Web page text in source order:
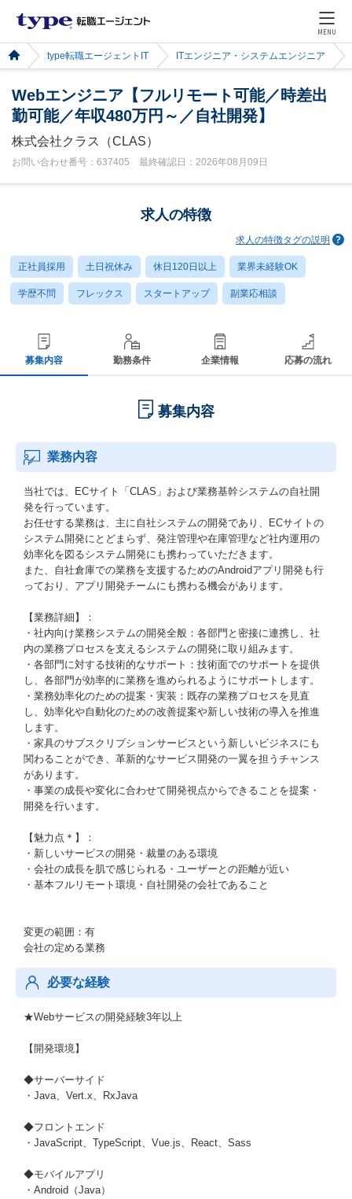
MENU
type転職エージェントIT ITエンジニア・システムエンジニア
Webエンジニア【フルリモート可能／時差出
勤可能／年収480万円～／自社開発】
株式会社クラス（CLAS）
お問い合わせ番号：637405 最終確認日：2026年08月09日
求人の特徴
求人の特徴タグの説明
正社員採用 土日祝休み 休日120日以上 業界未経験OK
学歴不問 フレックス スタートアップ 副業応相談
募集内容 勤務条件 企業情報 応募の流れ
募集内容
業務内容
当社では、ECサイト「CLAS」および業務基幹システムの自社開
発を行っています。
お任せする業務は、主に自社システムの開発であり、ECサイトの
システム開発にとどまらず、発注管理や在庫管理など社内運用の
効率化を図るシステム開発にも携わっていただきます。
また、自社倉庫での業務を支援するためのAndroidアプリ開発も行
っており、アプリ開発チームにも携わる機会があります。
【業務詳細】：
・社内向け業務システムの開発全般：各部門と密接に連携し、社
内の業務プロセスを支えるシステムの開発に取り組みます。
・各部門に対する技術的なサポート：技術面でのサポートを提供
し、各部門が効率的に業務を進められるようにサポートします。
・業務効率化のための提案・実装：既存の業務プロセスを見直
し、効率化や自動化のための改善提案や新しい技術の導入を推進
します。
・家具のサブスクリプションサービスという新しいビジネスにも
関わることができ、革新的なサービス開発の一翼を担うチャンス
があります。
・事業の成長や変化に合わせて開発視点からできることを提案・
開発を行います。
【魅力点＊】：
・新しいサービスの開発・裁量のある環境
・会社の成長を肌で感じられる・ユーザーとの距離が近い
・基本フルリモート環境・自社開発の会社であること
変更の範囲：有
会社の定める業務
必要な経験
★Webサービスの開発経験3年以上
【開発環境】
◆サーバーサイド
・Java、Vert.x、RxJava
◆フロントエンド
・JavaScript、TypeScript、Vue.js、React、Sass
◆モバイルアプリ
・Android（Java）